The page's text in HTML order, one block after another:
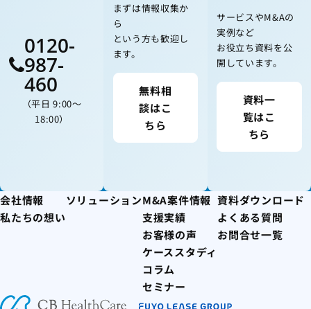
0120-
987-
460
（平日 9:00〜
18:00）
まずは情報収集か
ら
という方も歓迎し
ます。
無料相
談はこ
ちら
サービスやM&Aの
実例など
お役立ち資料を公
開しています。
資料一
覧はこ
ちら
会社情報
私たちの想い
ソリューションM&A案件情報
支援実績
お客様の声
ケーススタディ
コラム
セミナー
資料ダウンロード
よくある質問
お問合せ一覧